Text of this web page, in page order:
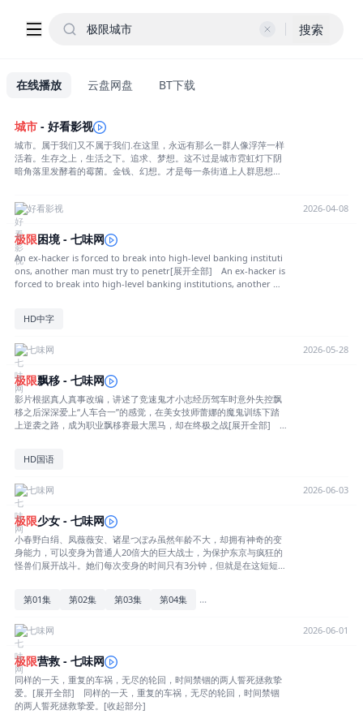
搜索
在线播放 云盘网盘 BT下载
城市 - 好看影视
城市。属于我们又不属于我们.在这里，永远有那么一群人像浮萍一样
活着。生存之上，生活之下。追求、梦想。这不过是城市霓虹灯下阴
暗角落里发酵着的霉菌。金钱、幻想。才是每一条街道上人群思想里
好看影视
2026-04-08
极限困境 - 七味网
An ex-hacker is forced to break into high-level banking instituti
ons, another man must try to penetr[展开全部] An ex-hacker is
forced to break into high-level banking institutions, another ma
HD中字
七味网 2026-05-28
极限飘移 - 七味网
影片根据真人真事改编，讲述了竞速鬼才小志经历驾车时意外失控飘
移之后深深爱上“人车合一”的感觉，在美女技师蕾娜的魔鬼训练下踏
上逆袭之路，成为职业飘移赛最大黑马，却在终极之战[展开全部]
上逆袭之路，成为职业飘移赛最大黑马，却在终极之战[收起部分]
HD国语
七味网 2026-06-03
极限少女 - 七味网
小春野白绢、凤薇薇安、诸星つぽみ虽然年龄不大，却拥有神奇的变
身能力，可以变身为普通人20倍大的巨大战士，为保护东京与疯狂的
怪兽们展开战斗。她们每次变身的时间只有3分钟，但就是在这短短的
巨大战士，为保护东京与疯狂的怪兽们展开战斗。她们每次变身的时
对手，及时制止罪案的发生……[收起部分]
第01集 第02集 第03集 第04集 ...
七味网 2026-06-01
极限营救 - 七味网
同样的一天，重复的车祸，无尽的轮回，时间禁锢的两人誓死拯救挚
爱。[展开全部] 同样的一天，重复的车祸，无尽的轮回，时间禁锢
的两人誓死拯救挚爱。[收起部分]